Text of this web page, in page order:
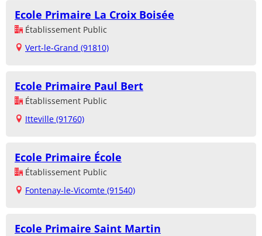
Ecole Primaire La Croix Boisée
Établissement Public
Vert-le-Grand (91810)
Ecole Primaire Paul Bert
Établissement Public
Itteville (91760)
Ecole Primaire École
Établissement Public
Fontenay-le-Vicomte (91540)
Ecole Primaire Saint Martin